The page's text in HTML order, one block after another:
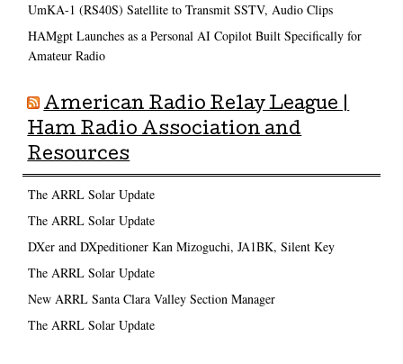
UmKA-1 (RS40S) Satellite to Transmit SSTV, Audio Clips
HAMgpt Launches as a Personal AI Copilot Built Specifically for
Amateur Radio
American Radio Relay League |
Ham Radio Association and
Resources
The ARRL Solar Update
The ARRL Solar Update
DXer and DXpeditioner Kan Mizoguchi, JA1BK, Silent Key
The ARRL Solar Update
New ARRL Santa Clara Valley Section Manager
The ARRL Solar Update